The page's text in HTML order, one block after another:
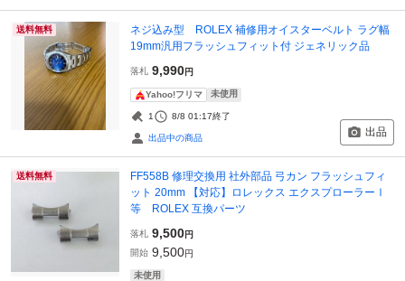
送料無料
ネジ込み型 ROLEX 補修用オイスターベルト ラグ幅
19mm汎用フラッシュフィット付 ジェネリック品
落札 9,990円
Yahoo!フリマ 未使用
1 8/8 01:17終了
出品中の商品 出品
送料無料
FF558B 修理交換用 社外部品 弓カン フラッシュフィ
ット 20mm 【対応】ロレックス エクスプローラーⅠ
等 ROLEX 互換パーツ
落札 9,500円
開始 9,500円
未使用